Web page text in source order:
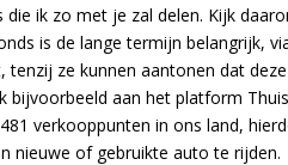
ik zo met je zal delen. Kijk
is de lange termijn belangrijk,
ze kunnen aantonen dat
bijvoorbeeld aan het platform
verkooppunten in ons land,
nieuwe of gebruikte auto te rijden.